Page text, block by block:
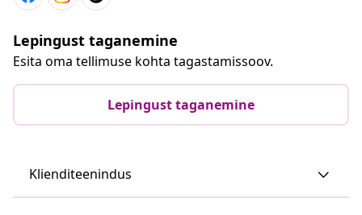
Lepingust taganemine
Esita oma tellimuse kohta tagastamissoov.
Lepingust taganemine
Klienditeenindus